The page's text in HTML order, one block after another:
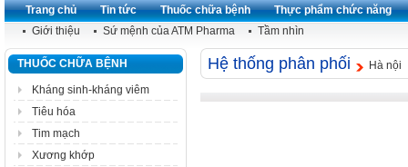
Trang chủ Tin tức Thuốc chữa bệnh
Thực phẩm chức năng
Giới thiệu
Sứ mệnh của ATM Pharma Tầm nhìn
THUỐC CHỮA BỆNH
Kháng sinh-kháng viêm
Tiêu hóa
Tim mạch
Xương khớp
Hệ thống phân phối Hà nội